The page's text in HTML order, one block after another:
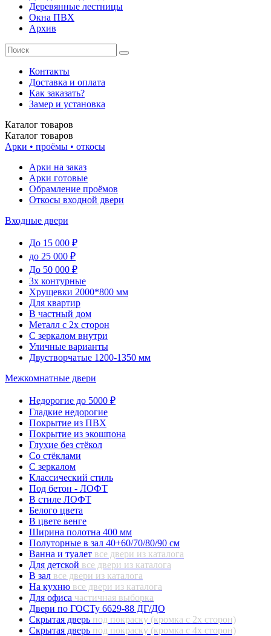
Деревянные лестницы
Окна ПВХ
Архив
Контакты
Доставка и оплата
Как заказать?
Замер и установка
Каталог товаров
Каталог товаров
Арки • проёмы • откосы
Арки на заказ
Арки готовые
Обрамление проёмов
Откосы входной двери
Входные двери
До 15 000 ₽
до 25 000 ₽
До 50 000 ₽
3х контурные
Хрущевки 2000*800 мм
Для квартир
В частный дом
Металл с 2х сторон
С зеркалом внутри
Уличные варианты
Двустворчатые 1200-1350 мм
Межкомнатные двери
Недорогие до 5000 ₽
Гладкие недорогие
Покрытие из ПВХ
Покрытие из экошпона
Глухие без стёкол
Со стёклами
С зеркалом
Классический стиль
Под бетон - ЛОФТ
В стиле ЛОФТ
Белого цвета
В цвете венге
Ширина полотна 400 мм
Полуторные в зал 40+60/70/80/90 см
Ванна и туалет все двери из каталога
Для детской все двери из каталога
В зал все двери из каталога
На кухню все двери из каталога
Для офиса частичная выборка
Двери по ГОСТу 6629-88 ДГ/ДО
Скрытая дверь под покраску (кромка с 2х сторон)
Скрытая дверь под покраску (кромка с 4х сторон)